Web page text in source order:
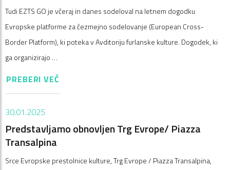
Tudi EZTS GO je včeraj in danes sodeloval na letnem dogodku
Evropske platforme za čezmejno sodelovanje (European Cross-
Border Platform), ki poteka v Avditoriju furlanske kulture. Dogodek, ki
ga organizirajo …
PREBERI VEČ
30.01.2025
Predstavljamo obnovljen Trg Evrope/ Piazza
Transalpina
Srce Evropske prestolnice kulture, Trg Evrope / Piazza Transalpina,